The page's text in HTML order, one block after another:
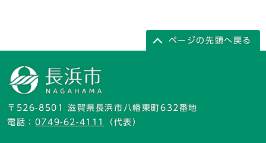
ページの先頭へ戻る
〒526-8501 滋賀県長浜市八幡東町632番地
電話： 0749-62-4111 （代表）